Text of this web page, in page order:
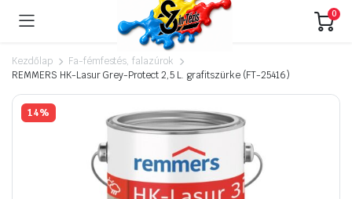
0
Kezdőlap
Fa-fémfestés, falazúrok
REMMERS HK-Lasur Grey-Protect 2,5 L. grafitszürke (FT-25416)
14%